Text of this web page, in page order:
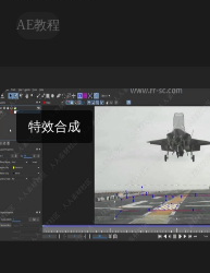
AE教程
特效合成